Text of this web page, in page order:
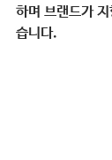
하며 브랜드가
습니다.